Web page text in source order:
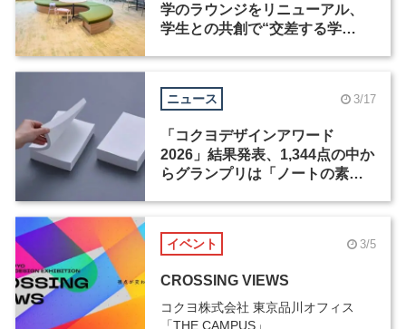
学のラウンジをリニューアル、
学生との共創で“交差する学
ニュース 3/17
「コクヨデザインアワード
2026」結果発表、1,344点の中か
らグランプリは「ノートの素」
イベント 3/5
CROSSING VIEWS
コクヨ株式会社 東京品川オフィス
「THE CAMPUS」